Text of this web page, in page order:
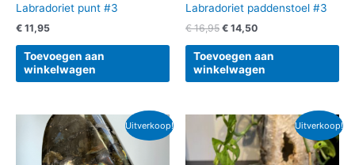
Labradoriet punt #3
€ 11,95
Toevoegen aan
winkelwagen
Labradoriet paddenstoel #3
€16,95 € 14,50
Toevoegen aan
winkelwagen
Uitverkoop!
Oorspronkelijke
prijs
was:
€ 40,95.
Huidige
prijs
is:
€ 25,00.
Uitverkoop!
Oorspronkelijke
prijs
was:
€ 63,95.
Huidige
prijs
is:
€ 54,50.